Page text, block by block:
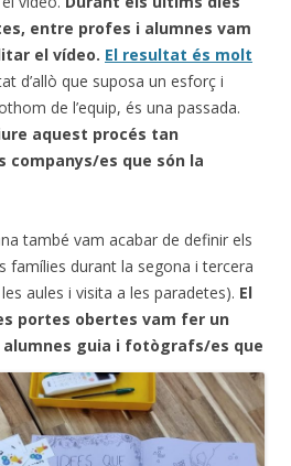
entre profes i alumnes vam
el vídeo. El resultat és molt
d’allò que suposa un esforç i
de l’equip, és una passada.
aquest procés tan
companys/es que són la
també vam acabar de definir els
famílies durant la segona i tercera
aules i visita a les paradetes). El
portes obertes vam fer un
alumnes guia i fotògrafs/es que